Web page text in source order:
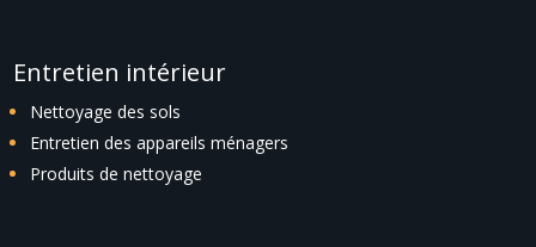
Entretien intérieur
Nettoyage des sols
Entretien des appareils ménagers
Produits de nettoyage